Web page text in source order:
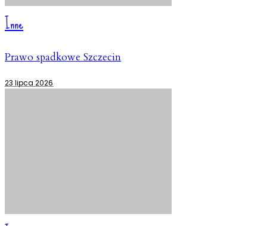
Inne
Prawo spadkowe Szczecin
23 lipca 2026